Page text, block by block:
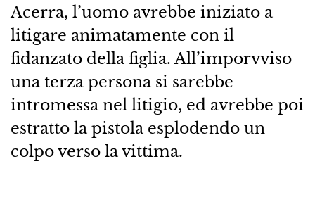
Acerra, l’uomo avrebbe iniziato a
litigare animatamente con il
fidanzato della figlia. All’imporvviso
una terza persona si sarebbe
intromessa nel litigio, ed avrebbe poi
estratto la pistola esplodendo un
colpo verso la vittima.